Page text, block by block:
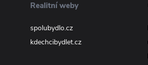
Realitní weby
spolubydlo.cz
kdechcibydlet.cz